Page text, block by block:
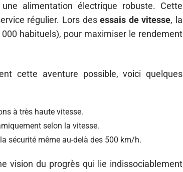
alimentation électrique robuste. Cette
régulier. Lors desessais de vitesse, la
habituels), pour maximiser le rendement
cette aventure possible, voici quelques
à très haute vitesse.
selon la vitesse.
sécurité même au-delà des 500 km/h.
vision du progrès qui lie indissociablement